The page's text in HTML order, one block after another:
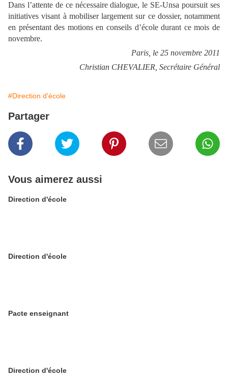
Dans l’attente de ce nécessaire dialogue, le SE-Unsa poursuit ses
initiatives visant à mobiliser largement sur ce dossier, notamment
en présentant des motions en conseils d’école durant ce mois de
novembre.
Paris, le 25 novembre 2011
Christian CHEVALIER, Secrétaire Général
#Direction d'école
Partager
Vous aimerez aussi
Direction d'école
Direction d'école
Pacte enseignant
Direction d'école